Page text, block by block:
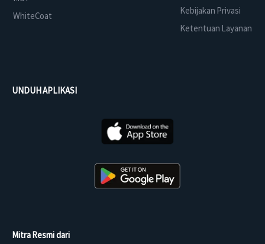
WhiteCoat
Kebijakan Privasi
Ketentuan Layanan
UNDUH APLIKASI
Mitra Resmi dari